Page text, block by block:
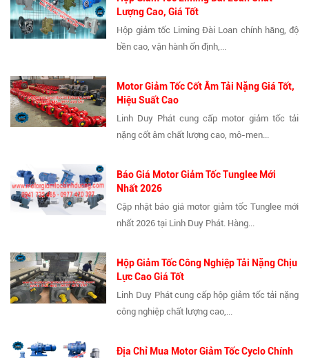
Lượng Cao, Giá Tốt
Hộp giảm tốc Liming Đài Loan chính hãng, độ
bền cao, vận hành ổn định,...
Motor Giảm Tốc Cốt Âm Tải Nặng Giá Tốt,
Hiệu Suất Cao
Linh Duy Phát cung cấp motor giảm tốc tải
nặng cốt âm chất lượng cao, mô-men...
Báo Giá Motor Giảm Tốc Tunglee Mới
Nhất 2026
Cập nhật báo giá motor giảm tốc Tunglee mới
nhất 2026 tại Linh Duy Phát. Hàng...
Hộp Giảm Tốc Công Nghiệp Tải Nặng Chịu
Lực Cao Giá Tốt
Linh Duy Phát cung cấp hộp giảm tốc tải nặng
công nghiệp chất lượng cao,...
Địa Chỉ Mua Motor Giảm Tốc Cyclo Chính